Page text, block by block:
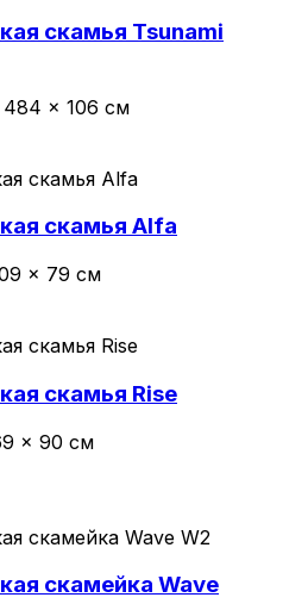
скамья Tsunami
484 × 106 см
скамья Alfa
× 79 см
скамья Rise
× 90 см
скамейка Wave